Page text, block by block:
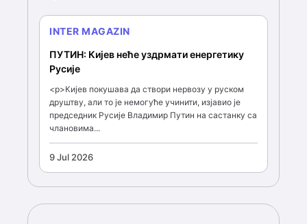
INTER MAGAZIN
ПУТИН: Кијев неће уздрмати енергетику
Русије
<p>Кијев покушава да створи нервозу у руском
друштву, али то је немогуће учинити, изјавио је
председник Русије Владимир Путин на састанку са
члановима...
9 Jul 2026